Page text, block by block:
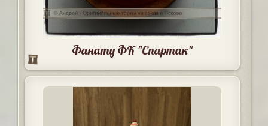
Фанату ФК "Спартак"